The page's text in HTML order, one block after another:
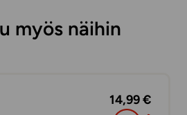
myös näihin
14,99 €